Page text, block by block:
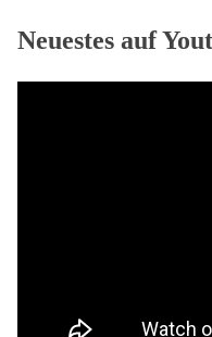
Neuestes auf